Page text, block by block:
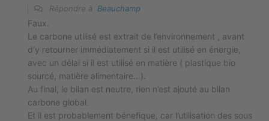
Répondre à Beauchamp
Faux.
Le carbone utilisé est extrait de l’environnement , avant
d’y retourner immédiatement si il est utilisé en énergie,
avec un délai si il est utilisé en matière ( plastique bio
sourcé, matière alimentaire…).
Au final, le bilan est neutre, rien n’est ajouté au bilan
carbone global.
Et il est probablement bénefique, car l’utilisation des sous